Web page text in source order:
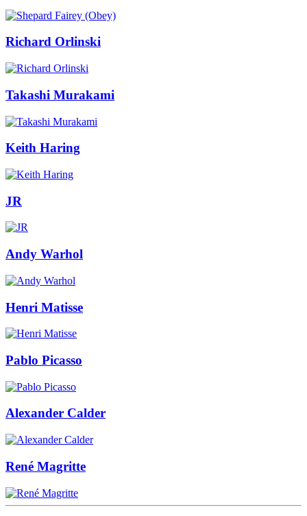
Richard Orlinski
Takashi Murakami
Keith Haring
JR
Andy Warhol
Henri Matisse
Pablo Picasso
Alexander Calder
René Magritte